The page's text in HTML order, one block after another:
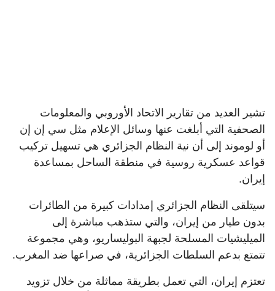
تشير العديد من تقارير الاتحاد الأوروبي والمعلومات
الصحفية التي أبلغت عنها وسائل الإعلام مثل سي إن إن
أو لوموند إلى أن نية النظام الجزائري هي تسهيل تركيب
قواعد عسكرية روسية في منطقة الساحل بمساعدة
إيران.
سيتلقى النظام الجزائري إمدادات كبيرة من الطائرات
بدون طيار من إيران، والتي ستذهب مباشرة إلى
الميليشيات المسلحة لجبهة البوليساريو، وهي مجموعة
تتمتع بدعم السلطات الجزائرية، في صراعها ضد المغرب.
تعتزم إيران، التي تعمل بطريقة مماثلة من خلال تزويد